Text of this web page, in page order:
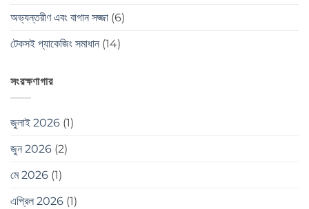
অভ্যন্তরীণ এবং বাগান সজ্জা (6)
টেকসই প্যাকেজিং সমাধান (14)
সংরক্ষণাগার
জুলাই 2026 (1)
জুন 2026 (2)
মে 2026 (1)
এপ্রিল 2026 (1)